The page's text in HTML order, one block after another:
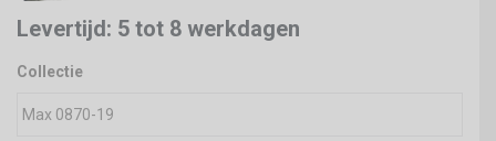
Levertijd: 5 tot 8 werkdagen
Collectie